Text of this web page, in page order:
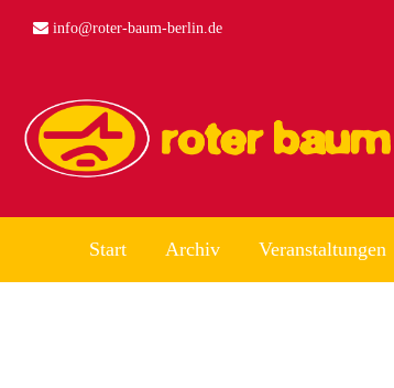
info@roter-baum-berlin.de
Start Archiv Veranstaltungen